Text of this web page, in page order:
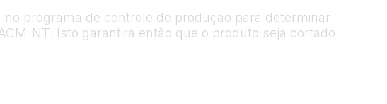
programa de controle de produção para determinar
NT. Isto garantirá então que o produto seja cortado